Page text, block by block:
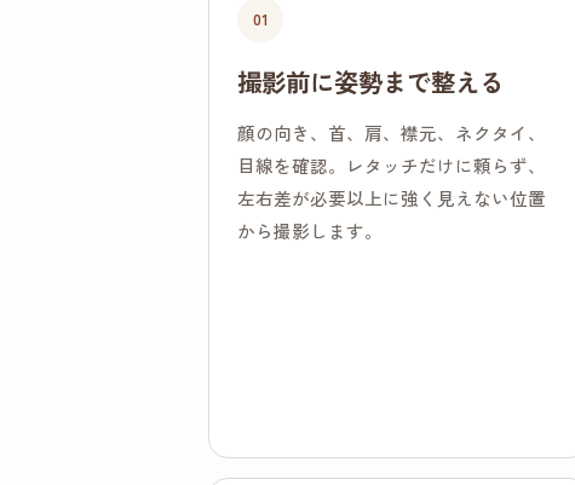
01
撮影前に姿勢まで整える
顔の向き、首、肩、襟元、ネクタイ、
目線を確認。レタッチだけに頼らず、
左右差が必要以上に強く見えない位置
から撮影します。